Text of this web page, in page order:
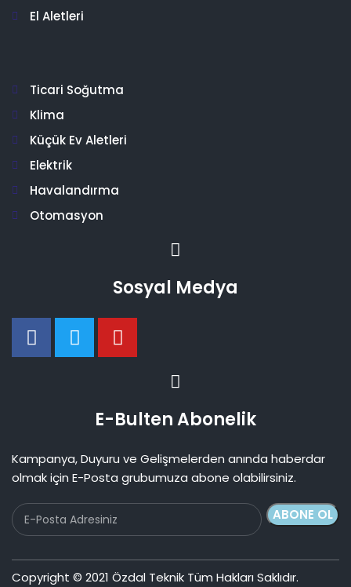
El Aletleri
Ticari Soğutma
Klima
Küçük Ev Aletleri
Elektrik
Havalandırma
Otomasyon
Sosyal Medya
E-Bulten Abonelik
Kampanya, Duyuru ve Gelişmelerden anında haberdar
olmak için E-Posta grubumuza abone olabilirsiniz.
Copyright © 2021 Özdal Teknik Tüm Hakları Saklıdır.